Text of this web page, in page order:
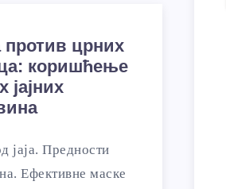
против црних
коришћење
јајних
јаја. Предности
Ефективне маске